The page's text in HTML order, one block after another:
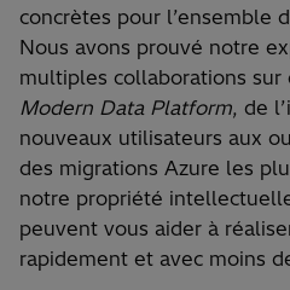
concrètes pour l’ensemble
Nous avons prouvé notre
multiples collaborations sur
Modern Data Platform, de
nouveaux utilisateurs aux
des migrations Azure les
notre propriété
peuvent vous aider à
rapidement et avec moins